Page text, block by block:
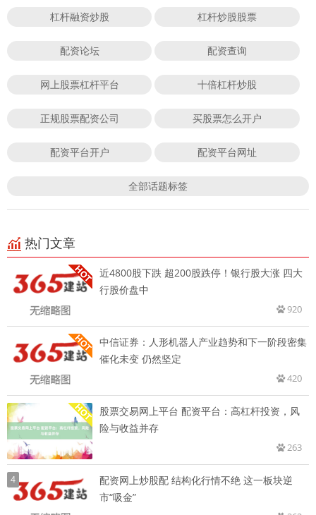
杠杆融资炒股 杠杆炒股股票
配资论坛 配资查询
网上股票杠杆平台 十倍杠杆炒股
正规股票配资公司 买股票怎么开户
配资平台开户 配资平台网址
全部话题标签
热门文章
近4800股下跌 超200股跌停！银行股大涨 四大
行股价盘中
920
中信证券：人形机器人产业趋势和下一阶段密集
催化未变 仍然坚定
420
股票交易网上平台 配资平台：高杠杆投资，风
险与收益并存
263
4
配资网上炒股配 结构化行情不绝 这一板块逆
市“吸金”